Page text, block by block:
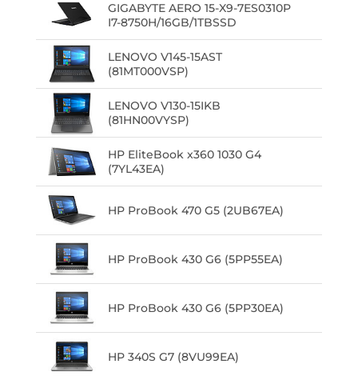
GIGABYTE AERO 15-X9-7ES0310P
I7-8750H/16GB/1TBSSD
LENOVO V145-15AST
(81MT000VSP)
LENOVO V130-15IKB
(81HN00VYSP)
HP EliteBook x360 1030 G4
(7YL43EA)
HP ProBook 470 G5 (2UB67EA)
HP ProBook 430 G6 (5PP55EA)
HP ProBook 430 G6 (5PP30EA)
HP 340S G7 (8VU99EA)